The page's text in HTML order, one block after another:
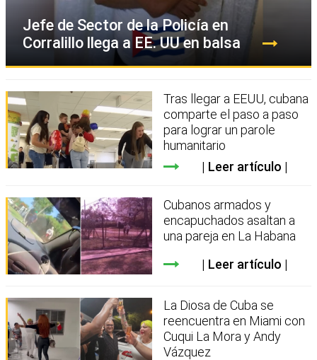
Jefe de Sector de la Policía en
Corralillo llega a EE. UU en balsa
Tras llegar a EEUU, cubana
comparte el paso a paso
para lograr un parole
humanitario
Leer artículo
Cubanos armados y
encapuchados asaltan a
una pareja en La Habana
Leer artículo
La Diosa de Cuba se
reencuentra en Miami con
Cuqui La Mora y Andy
Vázquez